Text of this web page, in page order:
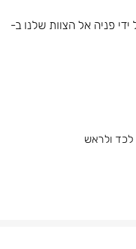
פניה אל הצוות שלנו ב-
לכד ולראש